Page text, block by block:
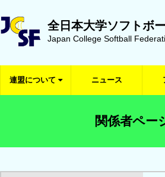
全日本大学ソフトボ
Japan College Softball
連盟について ニュース
関係者ペー